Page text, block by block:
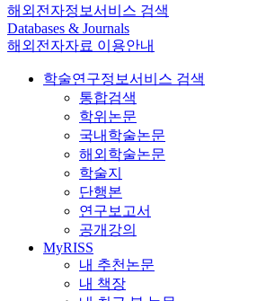
해외전자정보서비스 검색
Databases & Journals
해외전자자료 이용안내
학술연구정보서비스 검색
통합검색
학위논문
국내학술논문
해외학술논문
학술지
단행본
연구보고서
공개강의
MyRISS
내 추천논문
내 책장